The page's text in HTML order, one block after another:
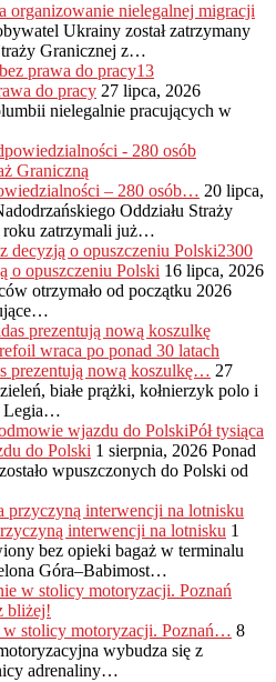
organizowanie nielegalnej migracji
Ukrainy został zatrzymany
Granicznej z…
13
do pracy 27 lipca, 2026
nielegalnie pracujących w
– 280 osób… 20 lipca,
Oddziału Straży
roku zatrzymali już…
2300
o opuszczeniu Polski 16 lipca, 2026
otrzymało od początku 2026
prezentują nową koszulkę… 27
białe prążki, kołnierzyk polo i
Legia…
Pół tysiąca
do Polski 1 sierpnia, 2026 Ponad
wpuszczonych do Polski od
interwencji na lotnisku 1
bez opieki bagaż w terminalu
Góra–Babimost…
w stolicy motoryzacji. Poznań… 8
wybudza się z
adrenaliny…